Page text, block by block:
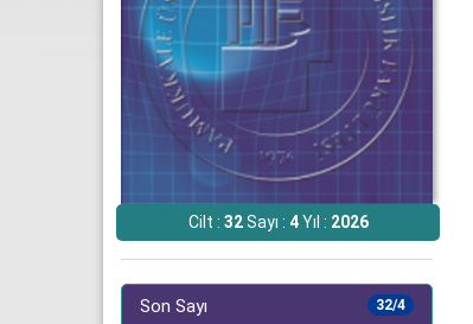
Cilt : 32Sayı : 4Yıl : 2026
32/4
Son Sayı